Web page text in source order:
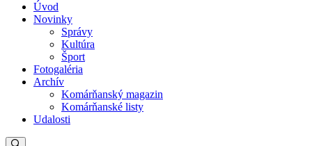
Úvod
Novinky
Správy
Kultúra
Šport
Fotogaléria
Archív
Komárňanský magazin
Komárňanské listy
Udalosti